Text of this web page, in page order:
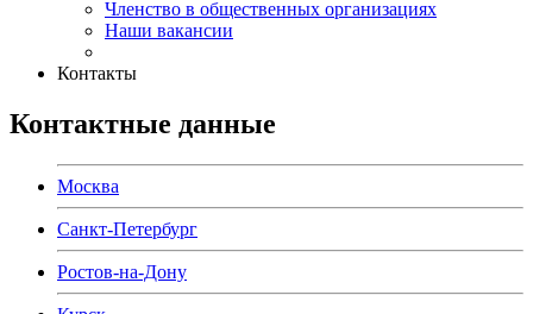
Членство в общественных организациях
Наши вакансии
Контакты
Контактные данные
Москва
Санкт-Петербург
Ростов-на-Дону